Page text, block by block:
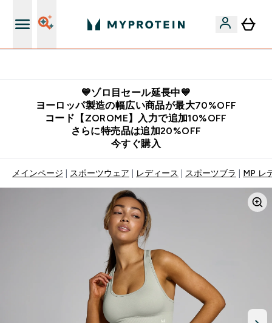
💙ゾロ目セール延長中💙
ヨーロッパ製造の幅広い商品が最大70%OFF
コード【ZOROME】入力で追加10%OFF
さらに特売品は追加20%OFF
今すぐ購入
メインページ スポーツウェア レディース スポーツブラ MP レ